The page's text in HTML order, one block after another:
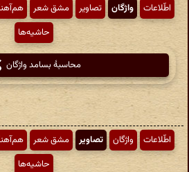
اطّلاعات واژگان تصاویر مشق شعر
حاشیه‌ها
محاسبهٔ بسامد واژگان
اطّلاعات واژگان تصاویر مشق شعر
حاشیه‌ها